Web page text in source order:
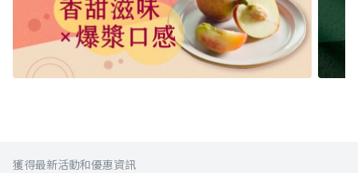
獲得最新活動和優惠資訊